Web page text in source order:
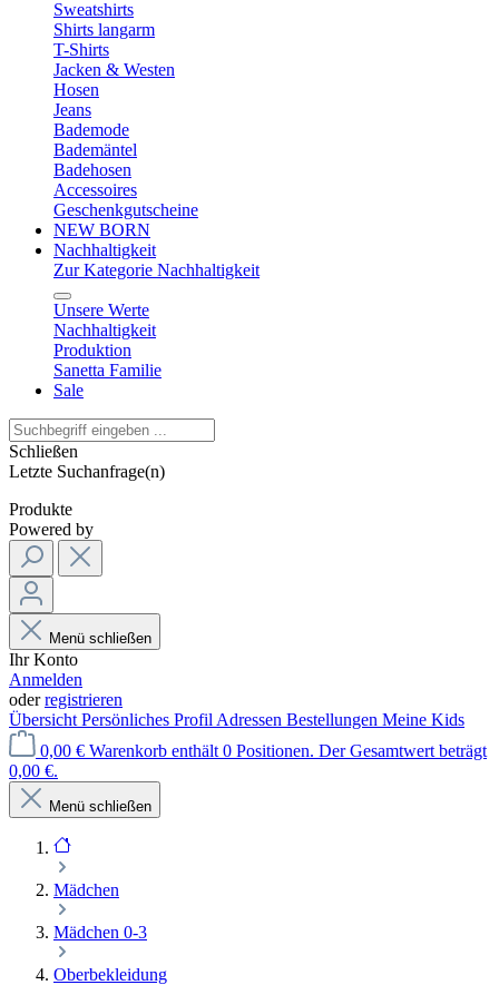
Sweatshirts
Shirts langarm
T-Shirts
Jacken & Westen
Hosen
Jeans
Bademode
Bademäntel
Badehosen
Accessoires
Geschenkgutscheine
NEW BORN
Nachhaltigkeit
Zur Kategorie Nachhaltigkeit
Unsere Werte
Nachhaltigkeit
Produktion
Sanetta Familie
Sale
Schließen
Letzte Suchanfrage(n)
Produkte
Powered by
Menü schließen
Ihr Konto
Anmelden
oderregistrieren
Übersicht Persönliches Profil Adressen Bestellungen Meine Kids
0,00 € Warenkorb enthält 0 Positionen. Der Gesamtwert beträgt
0,00 €.
Menü schließen
Mädchen
Mädchen 0-3
Oberbekleidung